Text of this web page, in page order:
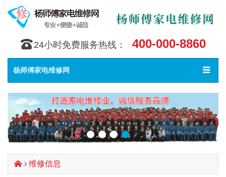
󰇯 24小时免费服务热线： 400-000-8860
Toggle
󰀥
杨师傅家电维修网
󰄫 › 维修信息